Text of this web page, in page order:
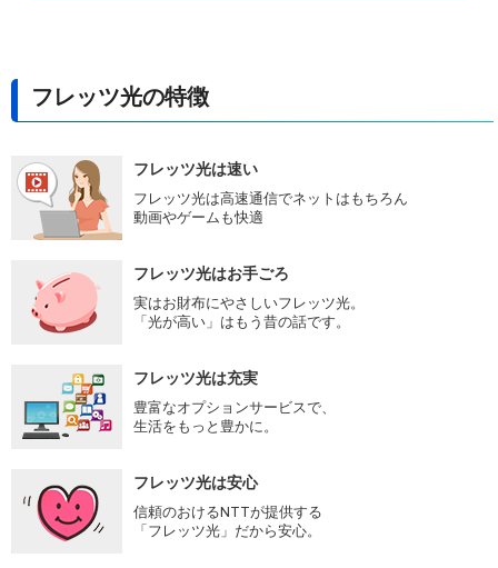
フレッツ光の特徴
フレッツ光は速い
フレッツ光は高速通信でネットはもちろん
動画やゲームも快適
フレッツ光はお手ごろ
実はお財布にやさしいフレッツ光。
「光が高い」はもう昔の話です。
フレッツ光は充実
豊富なオプションサービスで、
生活をもっと豊かに。
フレッツ光は安心
信頼のおけるNTTが提供する
「フレッツ光」だから安心。